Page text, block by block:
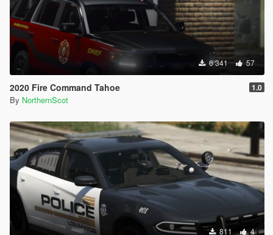
6 341 57
2020 Fire Command Tahoe 1.0
By NorthernScot
811 4